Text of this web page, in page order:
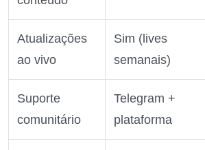
Atualizações
ao vivo
Sim (lives
semanais)
Suporte
comunitário
Telegram +
plataforma